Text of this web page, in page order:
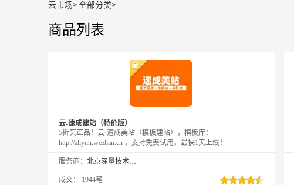
云市场>全部分类>
商品列表
云-速成建站（特价版）
5折买正品！云·速成美站（模板建站），模板库：
http://aliyun.wezhan.cn ，支持免费试用，最快1天上线！
服务商： 北京深量技术有限公司
成交： 1944笔